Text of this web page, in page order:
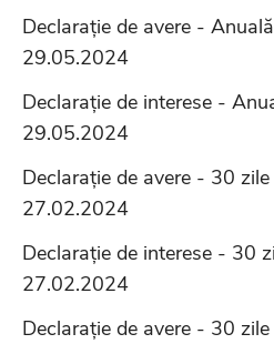
Declarație de avere -
29.05.2024
Declarație de interese -
29.05.2024
Declarație de avere - 30
27.02.2024
Declarație de interese - 30
27.02.2024
Declarație de avere - 30